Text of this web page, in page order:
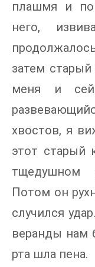
плашмя и
него,
затем
меня и
хвостов, я
этот старый
тщедушном
Потом он
случился
веранды нам
рта шла пена.